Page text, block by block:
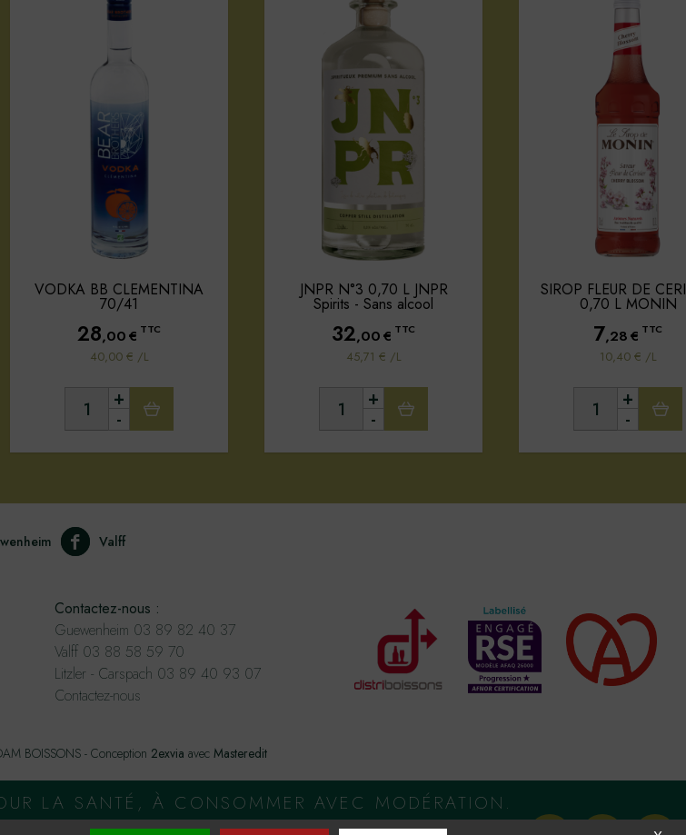
VODKA BB CLEMENTINA
70/41
28,00€ TTC
40,00 € /L
-
+
JNPR N°3 0,70 L JNPR
Spirits - Sans alcool
32,00€ TTC
45,71 € /L
-
+
SIROP FLEUR DE
0,70 L MONIN
7,28€ TTC
10,40 € /L
-
+
Valff
Contactez-nous :
Guewenheim 03 89 82 40 37
Valff 03 88 58 59 70
Litzler - Carspach 03 89 40 93 07
Contactez-nous
BOISSONS - Conception 2exvia avec Masteredit
LA SANTÉ, À CONSOMMER AVEC MODÉRATION.